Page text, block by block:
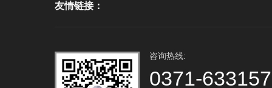
友情链接：
咨询热线:
0371-